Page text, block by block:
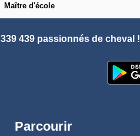
Maître d'école
339 439 passionnés de cheval !
Parcourir